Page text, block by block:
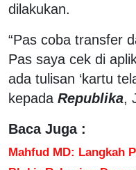
dilakukan.
“Pas coba transfer
Pas saya cek di
ada tulisan ‘kartu
kepada Republika,
Baca Juga :
Mahfud MD: Langkah